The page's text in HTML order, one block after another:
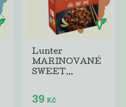
Lunter
MARINOVANÉ
SWEET...
39 Kč